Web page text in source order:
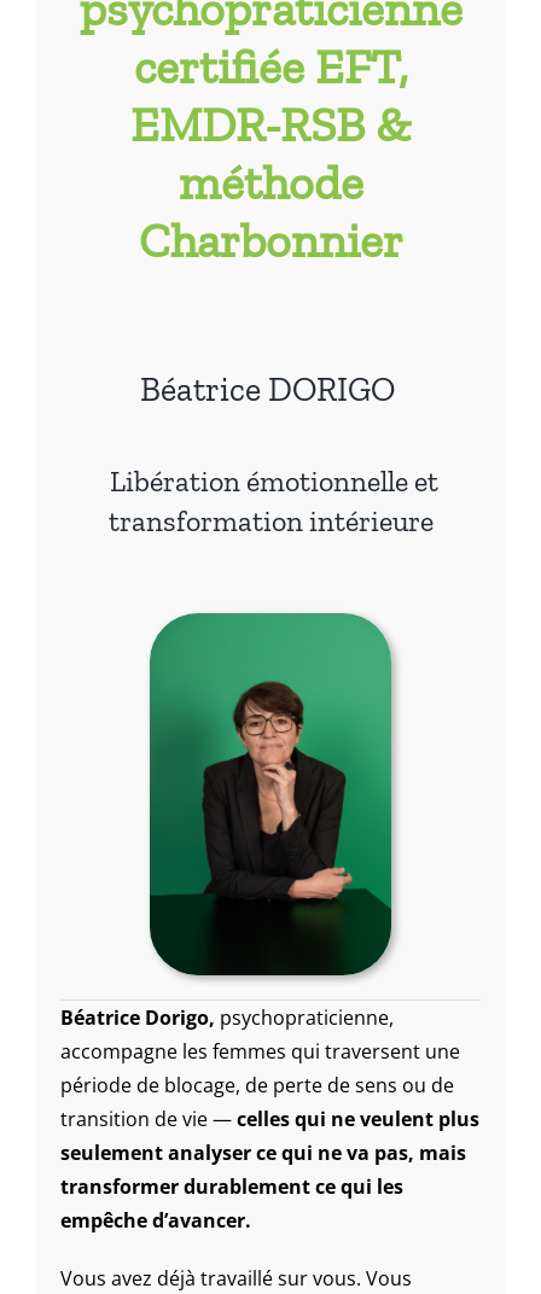
certifiée EFT,
EMDR-RSB &
méthode
Charbonnier
Béatrice DORIGO
Libération émotionnelle et
transformation intérieure
Béatrice Dorigo, psychopraticienne,
accompagne les femmes qui traversent une
période de blocage, de perte de sens ou de
transition de vie —celles qui ne veulent plus
seulement analyser ce qui ne va pas, mais
transformer durablement ce qui les
empêche d’avancer.
Vous avez déjà travaillé sur vous. Vous